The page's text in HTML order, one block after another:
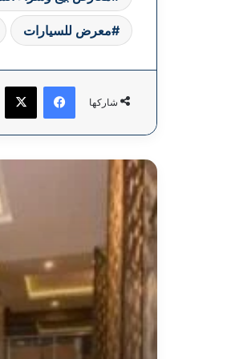
معرض للسيارات
شاركها
فيسبوك ‫X